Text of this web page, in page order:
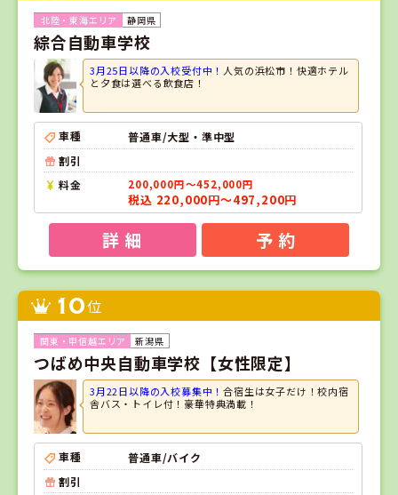
静岡県
綜合自動車学校
3月25日以降の入校受付中！ 人気の浜松市！快適ホテル
と夕食は選べる飲食店！
車種
普通車/大型・準中型
割引
料金
200,000円～452,000円
税込 220,000円～497,200円
詳 細 予 約
10位
新潟県
つばめ中央自動車学校【女性限定】
3月22日以降の入校募集中！合宿生は女子だけ！校内宿
舎バス・トイレ付！豪華特典満載！
車種
普通車/バイク
割引